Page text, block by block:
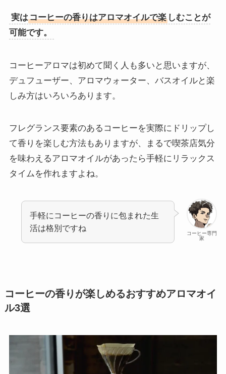
実はコーヒーの香りはアロマオイルで楽しむことが
可能です。
コーヒーアロマは初めて聞く人も多いと思いますが、
デュフューザー、アロマウォーター、バスオイルと楽
しみ方はいろいろあります。
フレグランス要素のあるコーヒーを実際にドリップし
て香りを楽しむ方法もありますが、まるで喫茶店気分
を味わえるアロマオイルがあったら手軽にリラックス
タイムを作れますよね。
コーヒー専門
家
手軽にコーヒーの香りに包まれた生
活は格別ですね
コーヒーの香りが楽しめるおすすめアロマオイ
ル3選